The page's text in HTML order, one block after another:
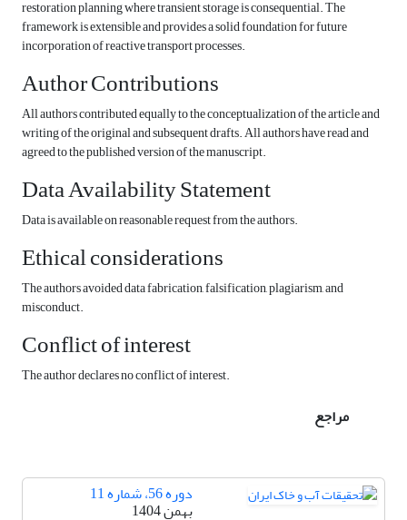
restoration planning where transient storage is consequential. The
framework is extensible and provides a solid foundation for future
incorporation of reactive transport processes.
Author Contributions
All authors contributed equally to the conceptualization of the article and
writing of the original and subsequent drafts. All authors have read and
agreed to the published version of the manuscript.
Data Availability Statement
Data is available on reasonable request from the authors.
Ethical considerations
The authors avoided data fabrication, falsification, plagiarism, and
misconduct.
Conflict of interest
The author declares no conflict of interest.
مراجع
دوره 56، شماره 11
بهمن 1404